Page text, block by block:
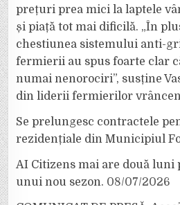
prețuri prea mici la laptele
și piață tot mai dificilă. „În
chestiunea sistemului anti-
fermierii au spus foarte clar
numai nenorociri”, susține
din liderii fermierilor
Se prelungesc contractele
rezidențiale din Municipiul
AI Citizens mai are două luni
unui nou sezon. 08/07/2026